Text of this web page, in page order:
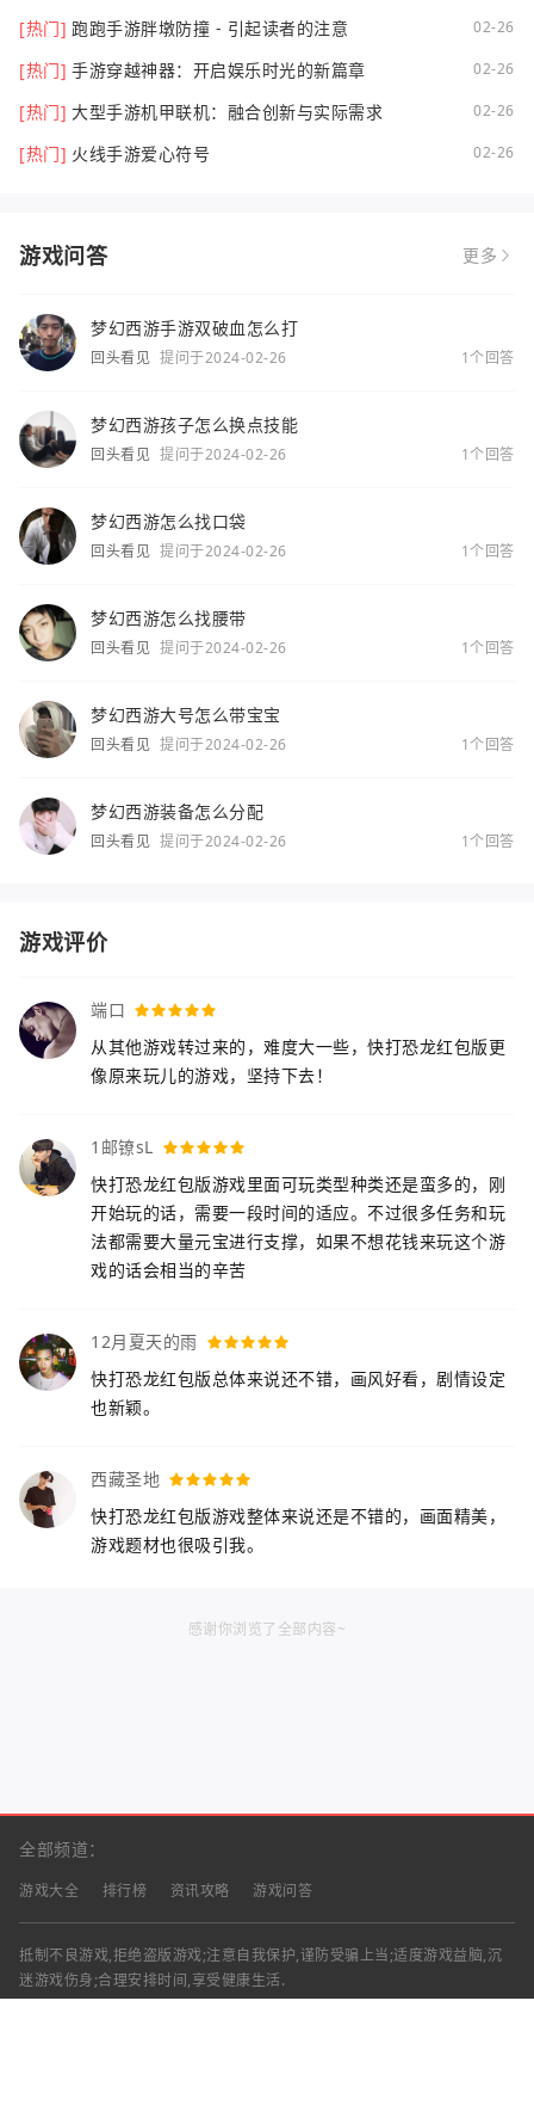
[热门] 跑跑手游胖墩防撞 - 引起读者的注意 02-26
[热门] 手游穿越神器：开启娱乐时光的新篇章 02-26
[热门] 大型手游机甲联机：融合创新与实际需求 02-26
[热门] 火线手游爱心符号 02-26
游戏问答 更多
梦幻西游手游双破血怎么打
回头看见 提问于2024-02-26 1个回答
梦幻西游孩子怎么换点技能
回头看见 提问于2024-02-26 1个回答
梦幻西游怎么找口袋
回头看见 提问于2024-02-26 1个回答
梦幻西游怎么找腰带
回头看见 提问于2024-02-26 1个回答
梦幻西游大号怎么带宝宝
回头看见 提问于2024-02-26 1个回答
梦幻西游装备怎么分配
回头看见 提问于2024-02-26 1个回答
游戏评价
端口
从其他游戏转过来的，难度大一些，快打恐龙红包版更
像原来玩儿的游戏，坚持下去！
1邮镣sL
快打恐龙红包版游戏里面可玩类型种类还是蛮多的，刚
开始玩的话，需要一段时间的适应。不过很多任务和玩
法都需要大量元宝进行支撑，如果不想花钱来玩这个游
戏的话会相当的辛苦
12月夏天的雨
快打恐龙红包版总体来说还不错，画风好看，剧情设定
也新颖。
西藏圣地
快打恐龙红包版游戏整体来说还是不错的，画面精美，
游戏题材也很吸引我。
感谢你浏览了全部内容~
全部频道：
游戏大全 排行榜 资讯攻略 游戏问答
抵制不良游戏,拒绝盗版游戏;注意自我保护,谨防受骗上当;适度游戏益脑,沉
迷游戏伤身;合理安排时间,享受健康生活.